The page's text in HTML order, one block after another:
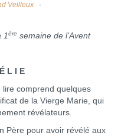
Veilleux
1ère semaine de l’Avent
L I E
lire comprend quelques
de la Vierge Marie, qui
révélateurs.
Père pour avoir révélé aux